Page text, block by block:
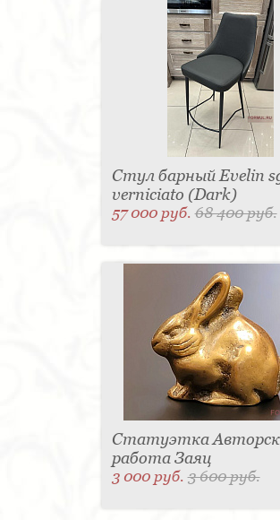
Стул барный Evelin
verniciato (Dark)
57 000 руб.68 400 руб.
Статуэтка
работа Заяц
3 000 руб.3 600 руб.